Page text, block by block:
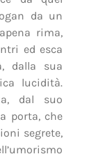
da un
rima,
ed esca
dalla sua
lucidità.
dal suo
porta, che
segrete,